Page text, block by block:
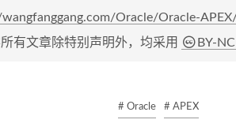
wangfanggang.com/Oracle/Oracle-
有文章除特别声明外，均采用 BY-
# Oracle # APEX